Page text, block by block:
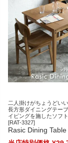
二人掛けがちょうどい
長方形ダイニングテー
イピングを施したソフ
[RAT-3327]
Rasic Dining